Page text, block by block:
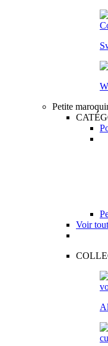
Petite
Voir tout